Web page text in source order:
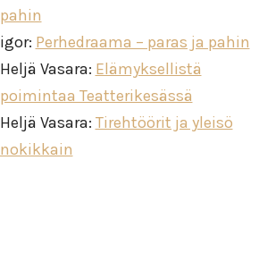
pahin
igor: Perhedraama – paras ja pahin
Heljä Vasara: Elämyksellistä
poimintaa Teatterikesässä
Heljä Vasara: Tirehtöörit ja yleisö
nokikkain